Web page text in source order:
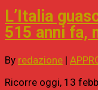
L’Italia
515 anni fa,
By redazione |
Ricorre oggi, 13